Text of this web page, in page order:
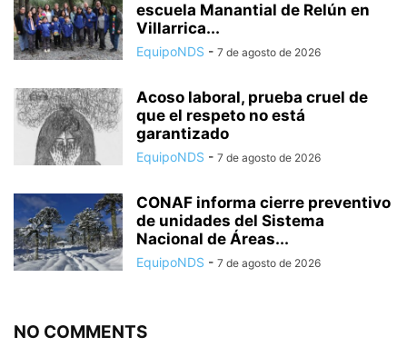
escuela Manantial de Relún en
Villarrica...
EquipoNDS - 7 de agosto de 2026
Acoso laboral, prueba cruel de
que el respeto no está
garantizado
EquipoNDS - 7 de agosto de 2026
CONAF informa cierre preventivo
de unidades del Sistema
Nacional de Áreas...
EquipoNDS - 7 de agosto de 2026
NO COMMENTS